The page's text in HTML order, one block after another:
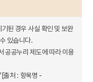
된 경우 사실 확인 및 보완
있습니다.
공공누리 제도에 따라 이용
출처 : 항목명 -